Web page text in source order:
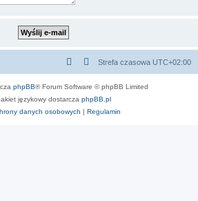
Strefa czasowa UTC+02:00
phpBB® Forum Software © phpBB Limited
językowy dostarcza phpBB.pl
danych osobowych | Regulamin